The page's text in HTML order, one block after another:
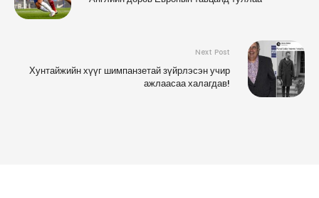
Next Post
Хунтайжийн хүүг шимпанзетай зүйрлэсэн учир
ажлаасаа халагдав!